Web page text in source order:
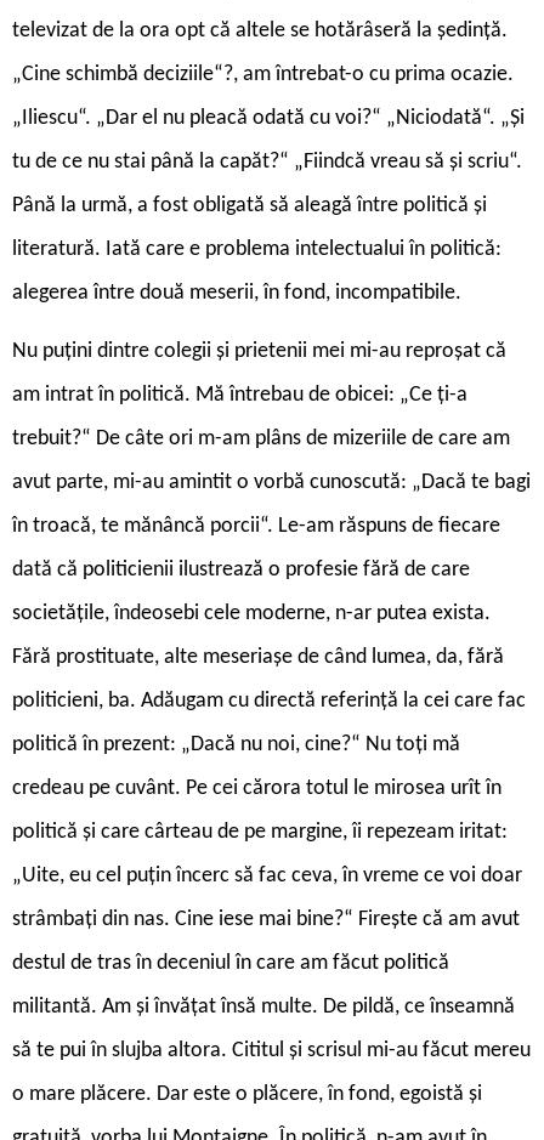
televizat de la ora opt că altele se hotărâseră la ședință.
„Cine schimbă deciziile“?, am întrebat-o cu prima ocazie.
„Iliescu“. „Dar el nu pleacă odată cu voi?“ „Niciodată“. „Și
tu de ce nu stai până la capăt?“ „Fiindcă vreau să și scriu“.
Până la urmă, a fost obligată să aleagă între politică și
literatură. Iată care e problema intelectualui în politică:
alegerea între două meserii, în fond, incompatibile.
Nu puțini dintre colegii și prietenii mei mi-au reproșat că
am intrat în politică. Mă întrebau de obicei: „Ce ți-a
trebuit?“ De câte ori m-am plâns de mizeriile de care am
avut parte, mi-au amintit o vorbă cunoscută: „Dacă te bagi
în troacă, te mănâncă porcii“. Le-am răspuns de fiecare
dată că politicienii ilustrează o profesie fără de care
societățile, îndeosebi cele moderne, n-ar putea exista.
Fără prostituate, alte meseriașe de când lumea, da, fără
politicieni, ba. Adăugam cu directă referință la cei care fac
politică în prezent: „Dacă nu noi, cine?“ Nu toți mă
credeau pe cuvânt. Pe cei cărora totul le mirosea urît în
politică și care cârteau de pe margine, îi repezeam iritat:
„Uite, eu cel puțin încerc să fac ceva, în vreme ce voi doar
strâmbați din nas. Cine iese mai bine?“ Firește că am avut
destul de tras în deceniul în care am făcut politică
militantă. Am și învățat însă multe. De pildă, ce înseamnă
să te pui în slujba altora. Cititul și scrisul mi-au făcut mereu
o mare plăcere. Dar este o plăcere, în fond, egoistă și